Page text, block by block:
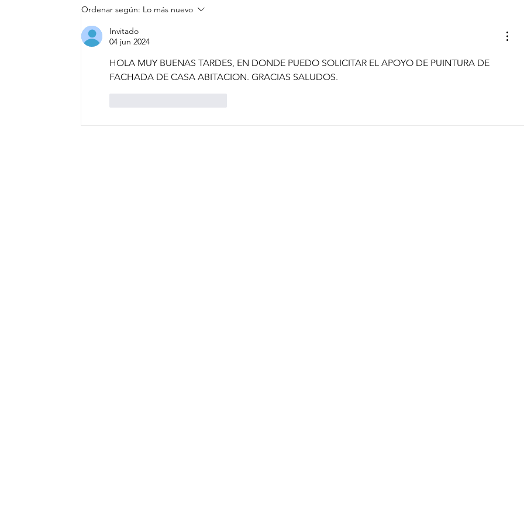
«LA JUVENTUD
SANMIGUELENSE ES
EJEMPLAR»: MAURICIO
SOCIAL
Ordenar según: Lo más nuevo
Invitado
04 jun 2024
HOLA MUY BUENAS TARDES, EN DONDE PUEDO SOLICITAR EL APOYO DE PUINTURA DE
FACHADA DE CASA ABITACION. GRACIAS SALUDOS.